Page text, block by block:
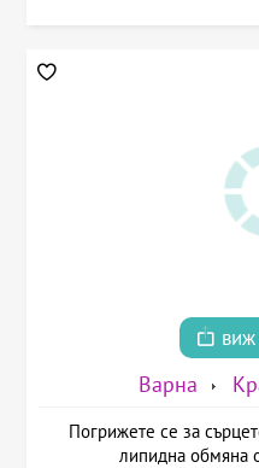
виж
Варна
Погрижете се за
липидна обмяна